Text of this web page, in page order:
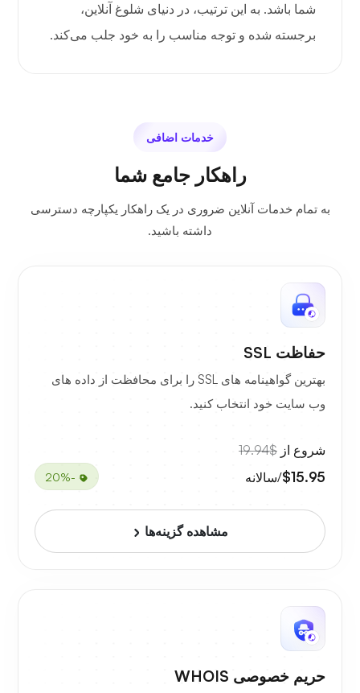
شما باشد. به این ترتیب، در دنیای شلوغ آنلاین،
برجسته شده و توجه مناسب را به خود جلب می‌کند.
خدمات اضافی
راهکار جامع شما
به تمام خدمات آنلاین ضروری در یک راهکار یکپارچه دسترسی
داشته باشید.
حفاظت SSL
بهترین گواهینامه های SSL را برای محافظت از داده های
وب سایت خود انتخاب کنید.
شروع از $19.94
$15.95/سالانه -20%
مشاهده گزینه‌ها
حریم خصوصی WHOIS